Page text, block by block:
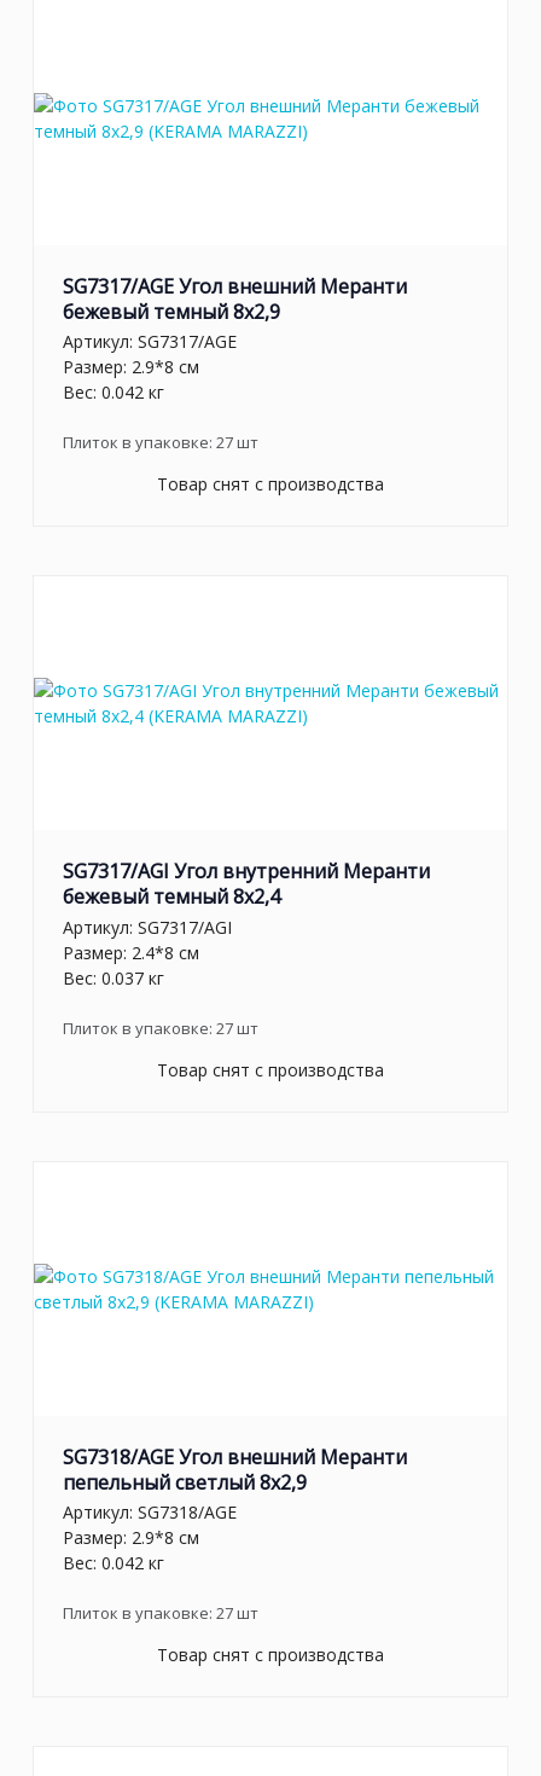
SG7317/AGE Угол внешний Меранти
бежевый темный 8x2,9
Артикул: SG7317/AGE
Размер: 2.9*8 см
Вес: 0.042 кг
Плиток в упаковке: 27шт
Товар снят с производства
SG7317/AGI Угол внутренний Меранти
бежевый темный 8x2,4
Артикул: SG7317/AGI
Размер: 2.4*8 см
Вес: 0.037 кг
Плиток в упаковке: 27шт
Товар снят с производства
SG7318/AGE Угол внешний Меранти
пепельный светлый 8x2,9
Артикул: SG7318/AGE
Размер: 2.9*8 см
Вес: 0.042 кг
Плиток в упаковке: 27шт
Товар снят с производства